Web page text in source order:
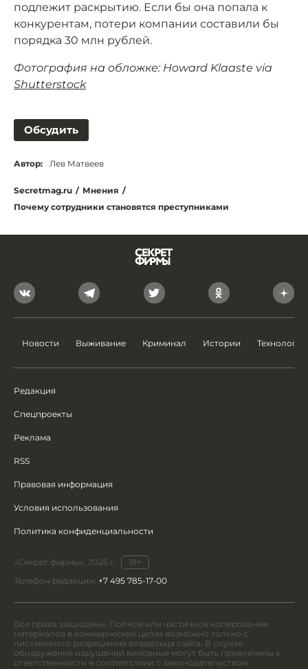
подлежит раскрытию. Если бы она попала к
конкурентам, потери компании составили бы
порядка 30 млн рублей.
Фотография на обложке: Howard Klaaste via
Shutterstock
Обсудить
Автор: Лев Матвеев
Secretmag.ru / Мнения /
Почему сотрудники становятся преступниками
Новости Выживание Криминал Истории Технологии
Редакция
Спецпроекты
Реклама
RSS
Правовая информация
Условия использования
Политика конфиденциальности
«Секрет фирмы», 2026 г.
18+
Телефон редакции: +7 495 785-17-00
Все права защищены. Полное или частичное копирование
материалов в коммерческих целях возможно только с
письменного разрешения владельца сайта. В случае
обнаружения нарушений виновные могут быть привлечены к
ответственности в соответствии с законодательством